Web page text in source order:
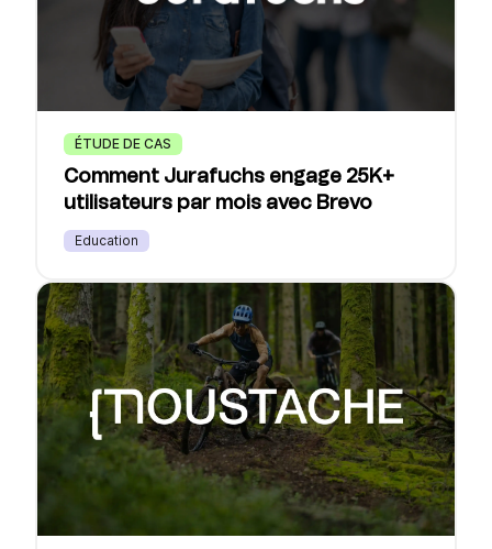
ÉTUDE DE CAS
Comment Jurafuchs engage 25K+
utilisateurs par mois avec Brevo
Education